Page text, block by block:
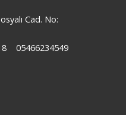
Cad. No:
05466234549